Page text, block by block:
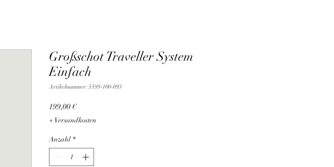
Großschot Traveller System
Einfach
Artikelnummer: 5599-100-093
199,00 €Preis
+ Versandkosten
Anzahl *